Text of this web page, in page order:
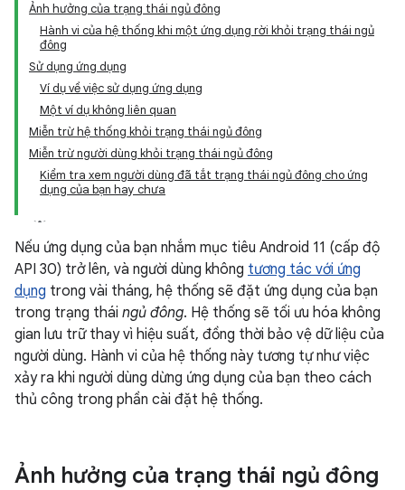
Ảnh hưởng của trạng thái ngủ đông
Hành vi của hệ thống khi một ứng dụng rời khỏi trạng thái ngủ
đông
Sử dụng ứng dụng
Ví dụ về việc sử dụng ứng dụng
Một ví dụ không liên quan
Miễn trừ hệ thống khỏi trạng thái ngủ đông
Miễn trừ người dùng khỏi trạng thái ngủ đông
Kiểm tra xem người dùng đã tắt trạng thái ngủ đông cho ứng
dụng của bạn hay chưa
Nếu ứng dụng của bạn nhắm mục tiêu Android 11 (cấp độ
API 30) trở lên, và người dùng không tương tác với ứng
dụng trong vài tháng, hệ thống sẽ đặt ứng dụng của bạn
trong trạng thái ngủ đông. Hệ thống sẽ tối ưu hóa không
gian lưu trữ thay vì hiệu suất, đồng thời bảo vệ dữ liệu của
người dùng. Hành vi của hệ thống này tương tự như việc
xảy ra khi người dùng dừng ứng dụng của bạn theo cách
thủ công trong phần cài đặt hệ thống.
Ảnh hưởng của trạng thái ngủ đông